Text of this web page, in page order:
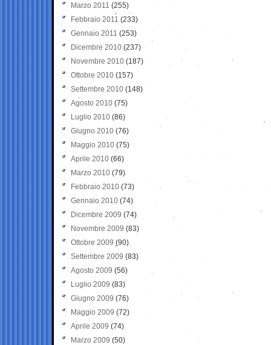
Marzo 2011 (255)
Febbraio 2011 (233)
Gennaio 2011 (253)
Dicembre 2010 (237)
Novembre 2010 (187)
Ottobre 2010 (157)
Settembre 2010 (148)
Agosto 2010 (75)
Luglio 2010 (86)
Giugno 2010 (76)
Maggio 2010 (75)
Aprile 2010 (66)
Marzo 2010 (79)
Febbraio 2010 (73)
Gennaio 2010 (74)
Dicembre 2009 (74)
Novembre 2009 (83)
Ottobre 2009 (90)
Settembre 2009 (83)
Agosto 2009 (56)
Luglio 2009 (83)
Giugno 2009 (76)
Maggio 2009 (72)
Aprile 2009 (74)
Marzo 2009 (50)